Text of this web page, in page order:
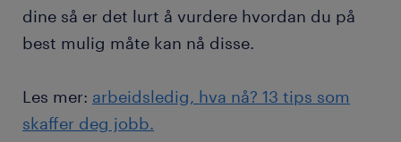
dine så er det lurt å vurdere hvordan du på
best mulig måte kan nå disse.
Les mer: arbeidsledig, hva nå? 13 tips som
skaffer deg jobb.